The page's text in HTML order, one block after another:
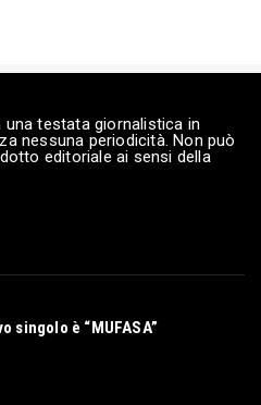
lo spettacolo
'A voce d...
per rimettere al
musica»
testata giornalistica in
nessuna periodicità. Non può
editoriale ai sensi della
singolo è “MUFASA”